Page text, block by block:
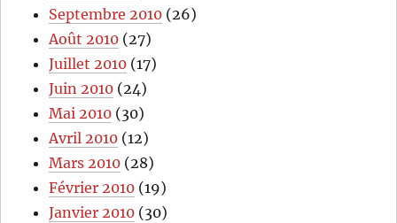
Septembre 2010 (26)
Août 2010 (27)
Juillet 2010 (17)
Juin 2010 (24)
Mai 2010 (30)
Avril 2010 (12)
Mars 2010 (28)
Février 2010 (19)
Janvier 2010 (30)